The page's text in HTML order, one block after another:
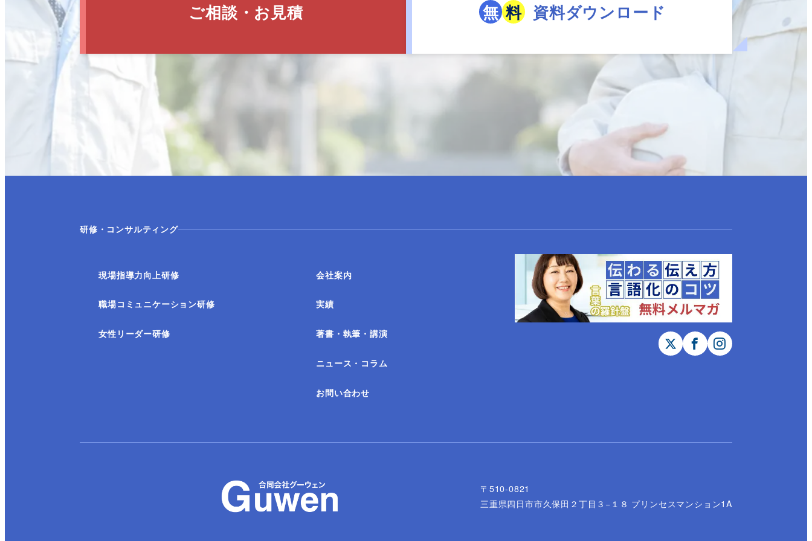
ご相談・お見積 無 料 資料ダウンロード
研修・コンサルティング
現場指導力向上研修
職場コミュニケーション研修
女性リーダー研修
会社案内
実績
著書・執筆・講演
ニュース・コラム
お問い合わせ
〒510-0821
三重県四日市市久保田２丁目３−１８ プリンセスマンション1A